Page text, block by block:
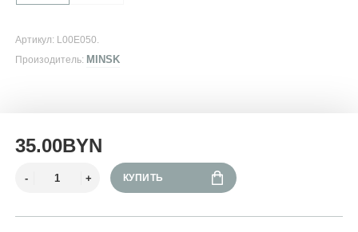
Артикул: L00E050.
Произодитель: MINSK
35.00BYN
КУПИТЬ